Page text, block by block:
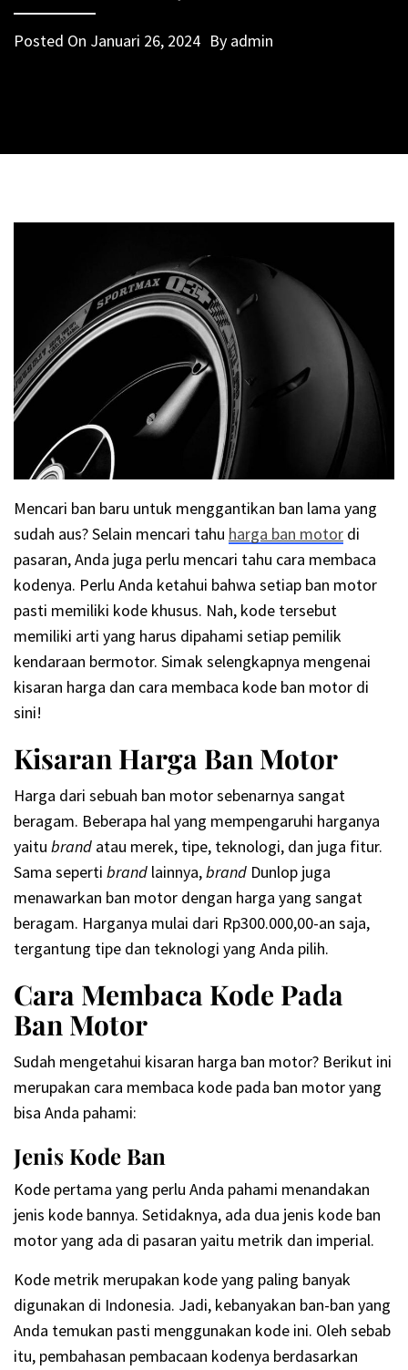
Posted On Januari 26, 2024 By admin
Mencari ban baru untuk menggantikan ban lama yang
sudah aus? Selain mencari tahu harga ban motor di
pasaran, Anda juga perlu mencari tahu cara membaca
kodenya. Perlu Anda ketahui bahwa setiap ban motor
pasti memiliki kode khusus. Nah, kode tersebut
memiliki arti yang harus dipahami setiap pemilik
kendaraan bermotor. Simak selengkapnya mengenai
kisaran harga dan cara membaca kode ban motor di
sini!
Kisaran Harga Ban Motor
Harga dari sebuah ban motor sebenarnya sangat
beragam. Beberapa hal yang mempengaruhi harganya
yaitu brand atau merek, tipe, teknologi, dan juga fitur.
Sama seperti brand lainnya,brand Dunlop juga
menawarkan ban motor dengan harga yang sangat
beragam. Harganya mulai dari Rp300.000,00-an saja,
tergantung tipe dan teknologi yang Anda pilih.
Cara Membaca Kode Pada
Ban Motor
Sudah mengetahui kisaran harga ban motor? Berikut ini
merupakan cara membaca kode pada ban motor yang
bisa Anda pahami:
Jenis Kode Ban
Kode pertama yang perlu Anda pahami menandakan
jenis kode bannya. Setidaknya, ada dua jenis kode ban
motor yang ada di pasaran yaitu metrik dan imperial.
Kode metrik merupakan kode yang paling banyak
digunakan di Indonesia. Jadi, kebanyakan ban-ban yang
Anda temukan pasti menggunakan kode ini. Oleh sebab
itu, pembahasan pembacaan kodenya berdasarkan